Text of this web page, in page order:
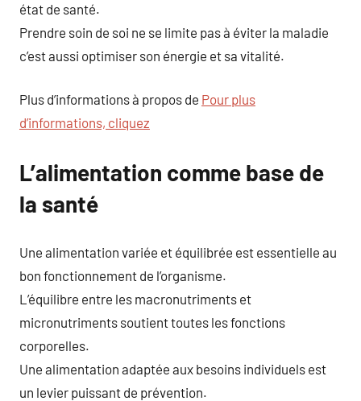
état de santé.
Prendre soin de soi ne se limite pas à éviter la maladie
c’est aussi optimiser son énergie et sa vitalité.
Plus d’informations à propos de Pour plus
d’informations, cliquez
L’alimentation comme base de
la santé
Une alimentation variée et équilibrée est essentielle au
bon fonctionnement de l’organisme.
L’équilibre entre les macronutriments et
micronutriments soutient toutes les fonctions
corporelles.
Une alimentation adaptée aux besoins individuels est
un levier puissant de prévention.